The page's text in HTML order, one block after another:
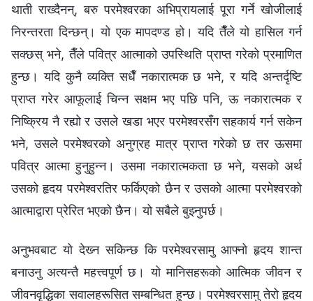
थाती राख्‍दैनन्, बरु परमेश्‍वरका अभिप्रायलाई पूरा गर्ने खोजीलाई
निरन्तरता दिन्छन्। यो एक मापदण्ड हो। यदि तैँले यो हासिल गर्न
सक्छस् भने, तैँले पवित्र आत्माको उपस्थिति प्राप्त गरेको प्रमाणित
हुन्छ। यदि कुनै व्यक्ति सधैँ नकारात्मक छ भने, र यदि अन्तर्दृष्टि
प्राप्त गरेर आफूलाई चिन्‍न सक्षम भए पछि पनि, ऊ नकारात्मक र
निष्क्रिय नै रह्यो र उसले खडा भएर परमेश्‍वरसँग सहकार्य गर्न सकेन
भने, उसले परमेश्‍वरको अनुग्रह मात्र प्राप्त गरेको छ तर ऊसमा
पवित्र आत्मा हुनुहुन्‍न। उसमा नकारात्मकता छ भने, यसको अर्थ
उसको हृदय परमेश्‍वरतिर फर्किएको छैन र उसको आत्मा परमेश्‍वरको
आत्माद्वारा प्रेरित भएको छैन। यो सबैले बुझ्नुपर्छ।
अनुभवबाट यो देख्‍न सकिन्छ कि परमेश्‍वरसामु आफ्नो हृदय शान्त
बनाउनु अत्यन्तै महत्त्वपूर्ण छ। यो मानिसहरूको आत्मिक जीवन र
जीवनवृद्धिका सवालहरूसित सम्बन्धित हुन्छ। परमेश्‍वरसामु तेरो हृदय